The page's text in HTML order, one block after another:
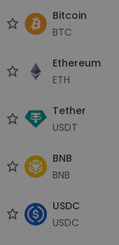
Bitcoin
BTC
Ethereum
ETH
Tether
USDT
BNB
BNB
USDC
USDC